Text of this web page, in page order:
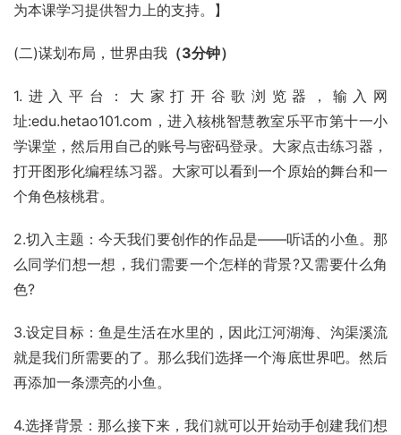
为本课学习提供智力上的支持。】
(二)谋划布局，世界由我 （3分钟）
1.进入平台：大家打开 谷歌浏览器
，输入网
址:edu.hetao101.com，进入核桃智慧教室乐平市第十一小
学课堂，然后用自己的账号与密码登录。大家点击练习器，
打开图形化编程练习器。大家可以看到一个原始的舞台和一
个角色核桃君。
2.切入主题：今天我们要创作的作品是——听话的小鱼。那
么同学们想一想，我们需要一个怎样的背景?又需要什么角
色?
3.设定目标：鱼是生活在水里的，因此江河湖海、沟渠溪流
就是我们所需要的了。那么我们选择一个海底世界吧。然后
再添加一条漂亮的小鱼。
4.选择背景：那么接下来，我们就可以开始动手创建我们想